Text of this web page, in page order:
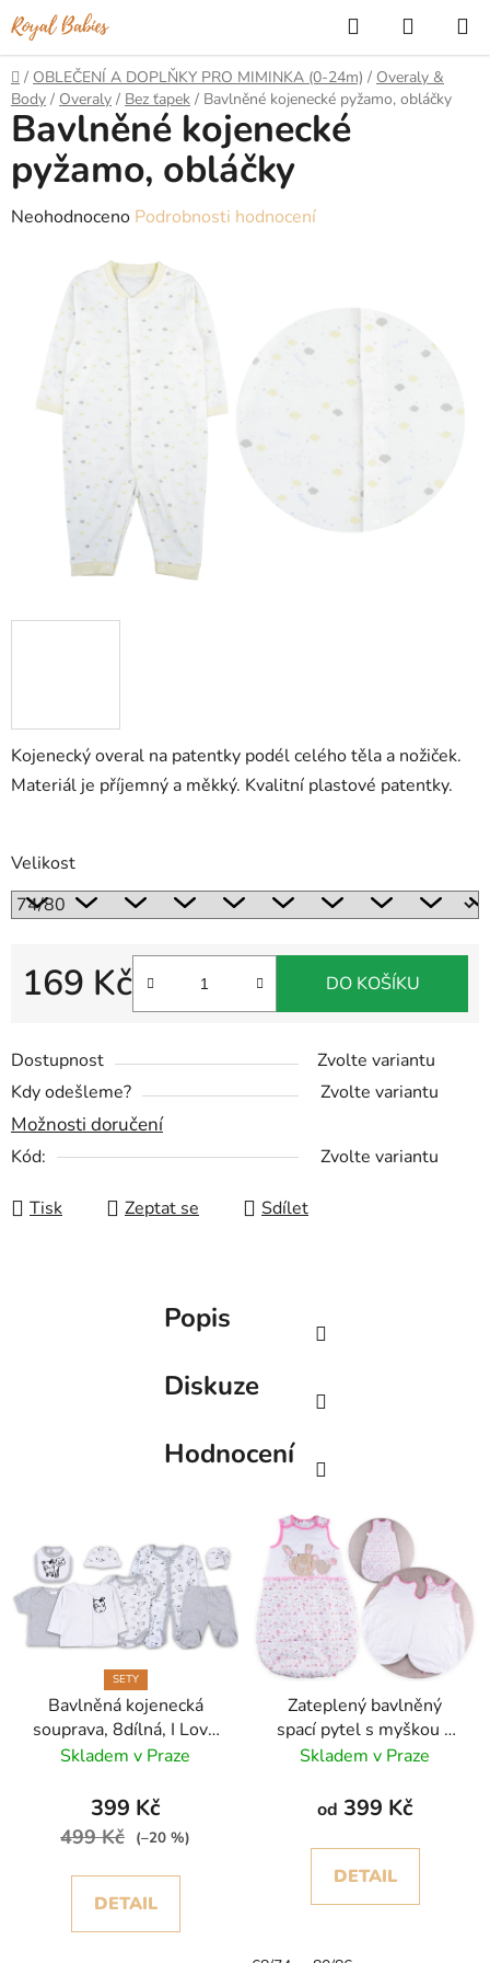
Přejít
na
obsah
Hledat
KOŠÍK
Domů
/ OBLEČENÍ A DOPLŇKY PRO MIMINKA (0-24m) / Overaly &
Body / Overaly / Bez ťapek / Bavlněné kojenecké pyžamo, obláčky
Kojenecký overal na patentky podél celého těla a nožiček.
Materiál je příjemný a měkký. Kvalitní plastové patentky.
Velikost
Dostupnost
Zvolte variantu
Kdy odešleme?
Zvolte variantu
Možnosti doručení
Kód: Zvolte variantu
169 Kč DO KOŠÍKU
Tisk Zeptat se Sdílet
Bavlněné kojenecké
pyžamo, obláčky
Průměrné
produktu
hvězdiček.
Neohodnoceno Podrobnosti hodnocení
Popis
Diskuze
Hodnocení
SETY
Bavlněná kojenecká
souprava, 8dílná, I Love
Milk
Skladem v Praze
399 Kč
499 Kč (–20 %)
DETAIL
Zateplený bavlněný
spací pytel s myškou a
zajíčkem – TOG 2,
Skladem v Praze
od 399 Kč
DETAIL